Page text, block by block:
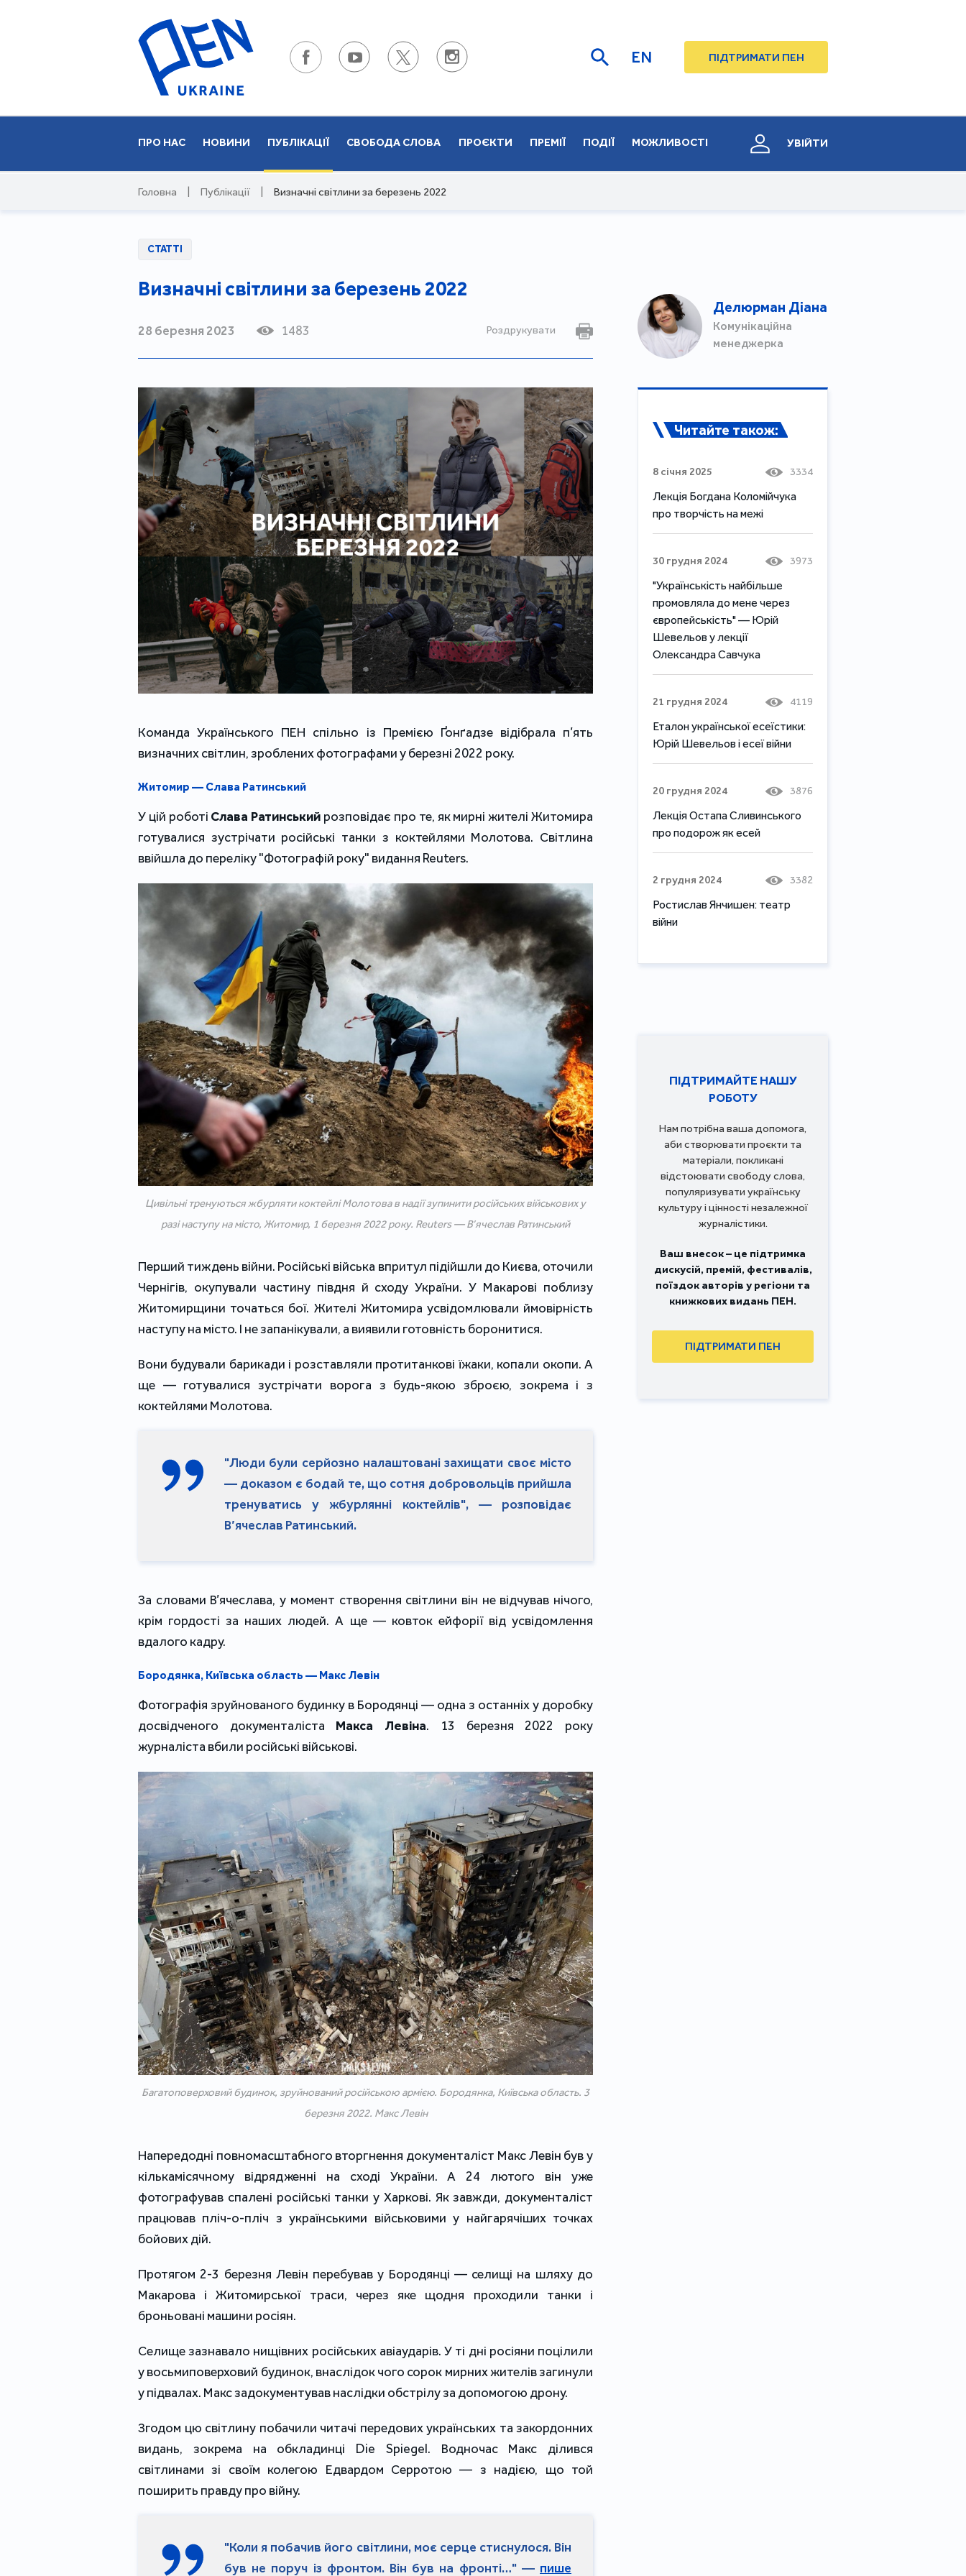
EN ПІДТРИМАТИ ПЕН
ПРО НАС НОВИНИ ПУБЛІКАЦІЇ СВОБОДА СЛОВА ПРОЄКТИ ПРЕМІЇ ПОДІЇ МОЖЛИВОСТІ УВІЙТИ
Головна Публікації Визначні світлини за березень 2022
СТАТТІ
Визначні світлини за березень 2022
28 березня 2023 1483 Роздрукувати
Делюрман Діана
Комунікаційна
менеджерка
Команда Українського ПЕН спільно із Премією Ґонґадзе відібрала п’ять
визначних світлин, зроблених фотографами у березні 2022 року.
Житомир — Слава Ратинський
У цій роботі Слава Ратинський розповідає про те, як мирні жителі Житомира
готувалися зустрічати російські танки з коктейлями Молотова. Світлина
ввійшла до переліку "Фотографій року" видання Reuters.
Цивільні тренуються жбурляти коктейлі Молотова в надії зупинити російських військових у
разі наступу на місто, Житомир, 1 березня 2022 року. Reuters — В’ячеслав Ратинський
Перший тиждень війни. Російські війська впритул підійшли до Києва, оточили
Чернігів, окупували частину півдня й сходу України. У Макарові поблизу
Житомирщини точаться бої. Жителі Житомира усвідомлювали ймовірність
наступу на місто. І не запанікували, а виявили готовність боронитися.
Вони будували барикади і розставляли протитанкові їжаки, копали окопи. А
ще — готувалися зустрічати ворога з будь-якою зброєю, зокрема і з
коктейлями Молотова.
"Люди були серйозно налаштовані захищати своє місто
— доказом є бодай те, що сотня добровольців прийшла
тренуватись у жбурлянні коктейлів", — розповідає
В’ячеслав Ратинський.
За словами В’ячеслава, у момент створення світлини він не відчував нічого,
крім гордості за наших людей. А ще — ковток ейфорії від усвідомлення
вдалого кадру.
Бородянка, Київська область — Макс Левін
Фотографія зруйнованого будинку в Бородянці — одна з останніх у доробку
досвідченого документаліста Макса Левіна. 13 березня 2022 року
журналіста вбили російські військові.
Багатоповерховий будинок, зруйнований російською армією. Бородянка, Київська область. 3
березня 2022. Макс Левін
Напередодні повномасштабного вторгнення документаліст Макс Левін був у
кількамісячному відрядженні на сході України. А 24 лютого він уже
фотографував спалені російські танки у Харкові. Як завжди, документаліст
працював пліч-о-пліч з українськими військовими у найгарячіших точках
бойових дій.
Протягом 2-3 березня Левін перебував у Бородянці — селищі на шляху до
Макарова і Житомирської траси, через яке щодня проходили танки і
броньовані машини росіян.
Селище зазнавало нищівних російських авіаударів. У ті дні росіяни поцілили
у восьмиповерховий будинок, внаслідок чого сорок мирних жителів загинули
у підвалах. Макс задокументував наслідки обстрілу за допомогою дрону.
Згодом цю світлину побачили читачі передових українських та закордонних
видань, зокрема на обкладинці Die Spiegel. Водночас Макс ділився
світлинами зі своїм колегою Едвардом Серротою — з надією, що той
поширить правду про війну.
"Коли я побачив його світлини, моє серце стиснулося. Він
був не поруч із фронтом. Він був на фронті…" — пише
Читайте також:
8 січня 2025 3334
Лекція Богдана Коломійчука
про творчість на межі
30 грудня 2024 3973
"Українськість найбільше
промовляла до мене через
європейськість" — Юрій
Шевельов у лекції
Олександра Савчука
21 грудня 2024 4119
Еталон української есеїстики:
Юрій Шевельов і есеї війни
20 грудня 2024 3876
Лекція Остапа Сливинського
про подорож як есей
2 грудня 2024 3382
Ростислав Янчишен: театр
війни
ПІДТРИМАЙТЕ НАШУ
РОБОТУ
Нам потрібна ваша допомога,
аби створювати проєкти та
матеріали, покликані
відстоювати свободу слова,
популяризувати українську
культуру і цінності незалежної
журналістики.
Ваш внесок – це підтримка
дискусій, премій, фестивалів,
поїздок авторів у регіони та
книжкових видань ПЕН.
ПІДТРИМАТИ ПЕН